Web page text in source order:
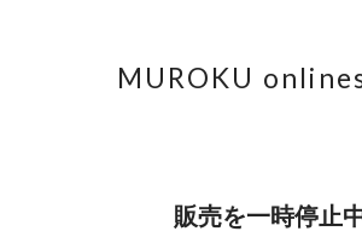
MUROKU
販売を一時停止